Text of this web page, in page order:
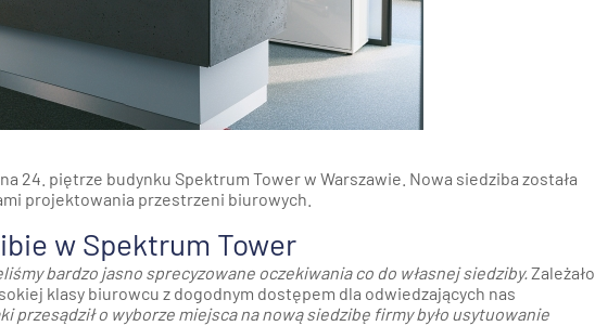
24. piętrze budynku Spektrum Tower w Warszawie. Nowa siedziba została
projektowania przestrzeni biurowych.
w Spektrum Tower
bardzo jasno sprecyzowane oczekiwania co do własnej siedziby.Zależało
klasy biurowcu z dogodnym dostępem dla odwiedzających nas
przesądził o wyborze miejsca na nową siedzibę firmy było usytuowanie